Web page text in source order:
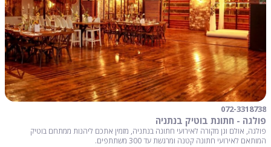
072-3318738
פולגה - חתונת בוטיק בנתניה
פולגה, אולם וגן מקורה לאירועי חתונה בנתניה, מזמין אתכם ליהנות ממתחם בוטיק
המותאם לאירועי חתונה קטנה ומרגשת עד 300 משתתפים.